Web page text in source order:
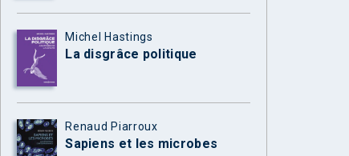
Michel Hastings
La disgrâce politique
Renaud Piarroux
Sapiens et les microbes